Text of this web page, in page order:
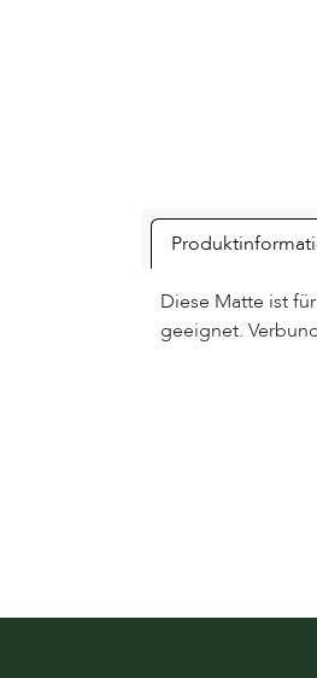
Diese Matte ist
geeignet.